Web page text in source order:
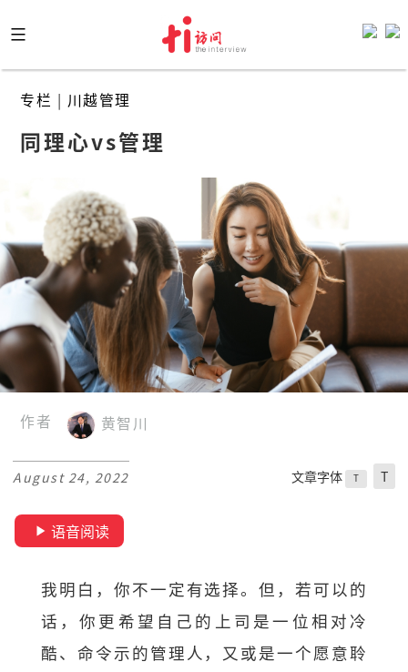
to
content
专栏 | 川越管理
同理心vs管理
作者 黄智川
August 24, 2022 文章字体 T T
语音阅读
我明白，你不一定有选择。但，若可以的
话，你更希望自己的上司是一位相对冷
酷、命令示的管理人，又或是一个愿意聆